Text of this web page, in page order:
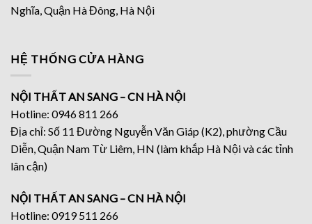
Nghĩa, Quận Hà Đông, Hà Nội
HỆ THỐNG CỬA HÀNG
NỘI THẤT AN SANG – CN HÀ NỘI
Hotline: 0946 811 266
Địa chỉ: Số 11 Đường Nguyễn Văn Giáp (K2), phường Cầu
Diễn, Quận Nam Từ Liêm, HN (làm khắp Hà Nội và các tỉnh
lân cận)
NỘI THẤT AN SANG – CN HÀ NỘI
Hotline: 0919 511 266